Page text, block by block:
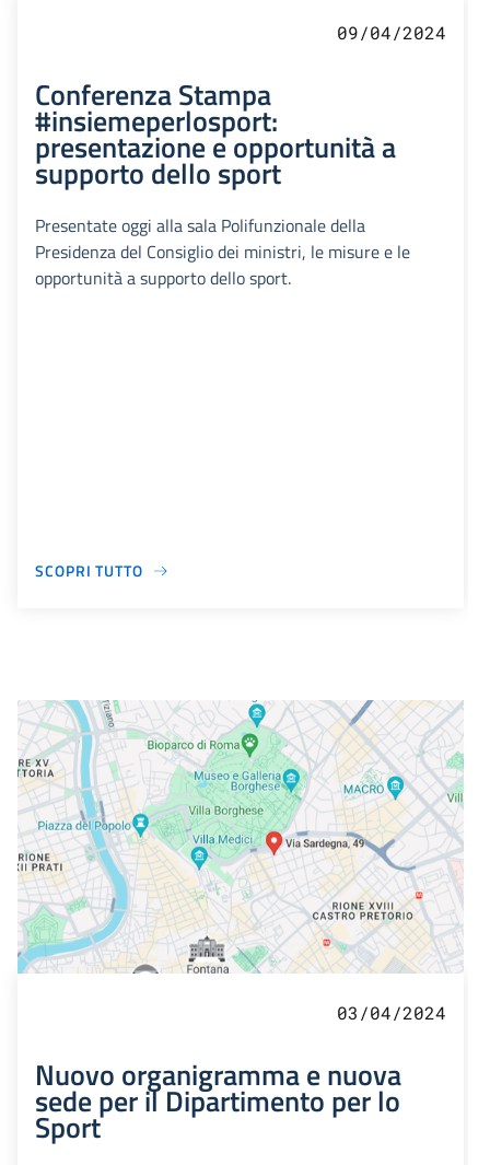
09/04/2024
Conferenza Stampa
#insiemeperlosport:
presentazione e opportunità a
supporto dello sport
Presentate oggi alla sala Polifunzionale della
Presidenza del Consiglio dei ministri, le misure e le
opportunità a supporto dello sport.
SCOPRI TUTTO
03/04/2024
Nuovo organigramma e nuova
sede per il Dipartimento per lo
Sport